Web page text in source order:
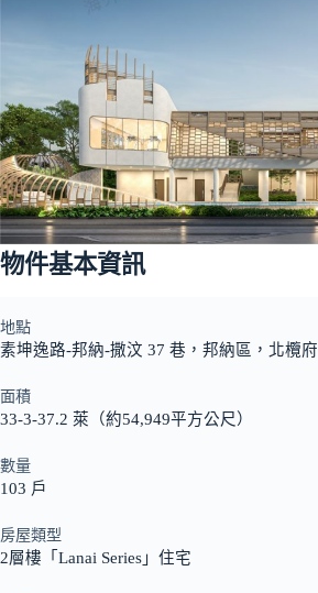
物件基本資訊
地點
素坤逸路-邦納-撒汶 37 巷，邦納區，北欖府
面積
33-3-37.2 萊（約54,949平方公尺）
數量
103 戶
房屋類型
2層樓「Lanai Series」住宅